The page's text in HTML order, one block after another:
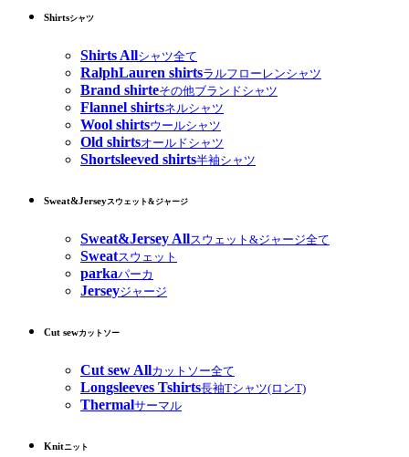
Shirtsシャツ
Shirts Allシャツ全て
RalphLauren shirtsラルフローレンシャツ
Brand shirteその他ブランドシャツ
Flannel shirtsネルシャツ
Wool shirtsウールシャツ
Old shirtsオールドシャツ
Shortsleeved shirts半袖シャツ
Sweat&Jerseyスウェット&ジャージ
Sweat&Jersey Allスウェット&ジャージ全て
Sweatスウェット
parkaパーカ
Jerseyジャージ
Cut sewカットソー
Cut sew Allカットソー全て
Longsleeves Tshirts長袖Tシャツ(ロンT)
Thermalサーマル
Knitニット